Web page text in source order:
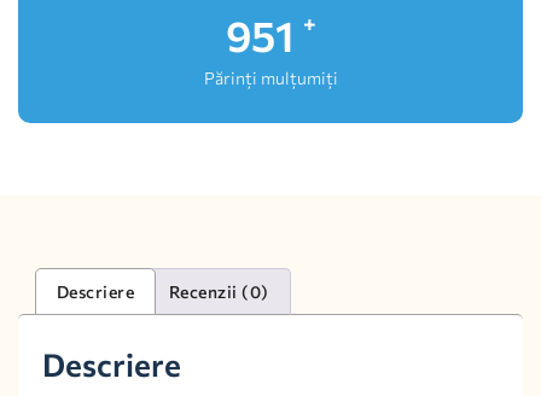
1,000
Părinți mulțumiți
Descriere Recenzii (0)
Descriere